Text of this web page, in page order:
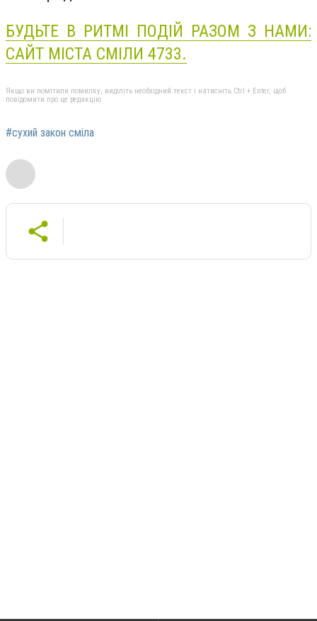
БУДЬТЕ В РИТМІ ПОДІЙ РАЗОМ З НАМИ:
САЙТ МІСТА СМІЛИ 4733.
Якщо ви помітили помилку, виділіть необхідний текст і натисніть Ctrl + Enter, щоб
повідомити про це редакцію
#сухий закон сміла